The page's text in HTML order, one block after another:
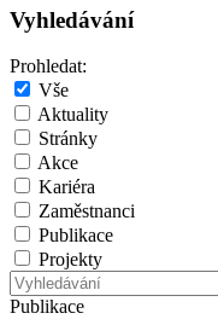
Vyhledávání
Prohledat:
Vše
Aktuality
Stránky
Akce
Kariéra
Zaměstnanci
Publikace
Projekty
Publikace